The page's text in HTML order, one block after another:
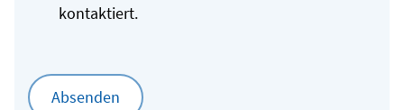
kontaktiert.
Absenden